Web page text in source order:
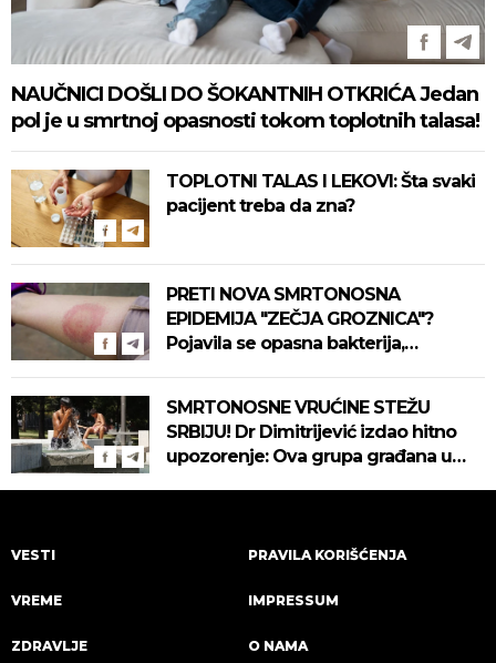
NAUČNICI DOŠLI DO ŠOKANTNIH OTKRIĆA Jedan
pol je u smrtnoj opasnosti tokom toplotnih talasa!
TOPLOTNI TALAS I LEKOVI: Šta svaki
pacijent treba da zna?
PRETI NOVA SMRTONOSNA
EPIDEMIJA "ZEČJA GROZNICA"?
Pojavila se opasna bakterija,
SMRTONOSNE VRUĆINE STEŽU
SRBIJU! Dr Dimitrijević izdao hitno
upozorenje: Ova grupa građana u
VESTI
VREME
ZDRAVLJE
PRAVILA KORIŠĆENJA
IMPRESSUM
O NAMA